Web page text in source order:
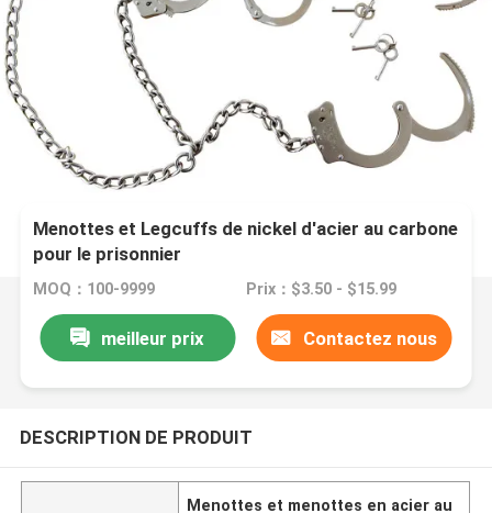
Menottes et Legcuffs de nickel d'acier au carbone
pour le prisonnier
MOQ：100-9999 Prix：$3.50 - $15.99
meilleur prix Contactez nous
DESCRIPTION DE PRODUIT
Menottes et menottes en acier au